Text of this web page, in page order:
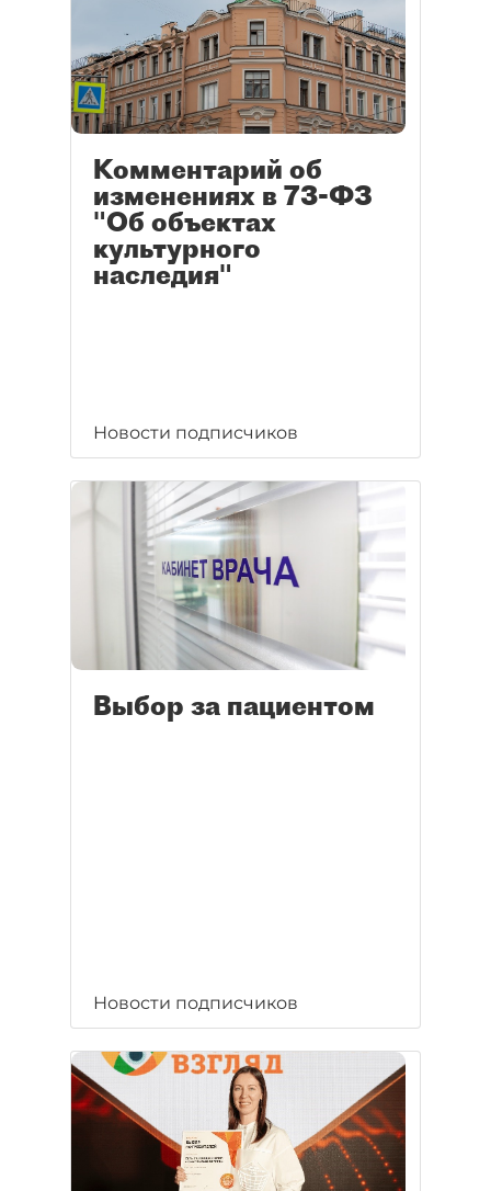
Комментарий об
изменениях в 73-ФЗ
"Об объектах
культурного
наследия"
Новости подписчиков
Выбор за пациентом
Новости подписчиков